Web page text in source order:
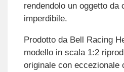
rendendolo un oggetto da
imperdibile.
Prodotto da Bell Racing
modello in scala 1:2
originale con eccezionale